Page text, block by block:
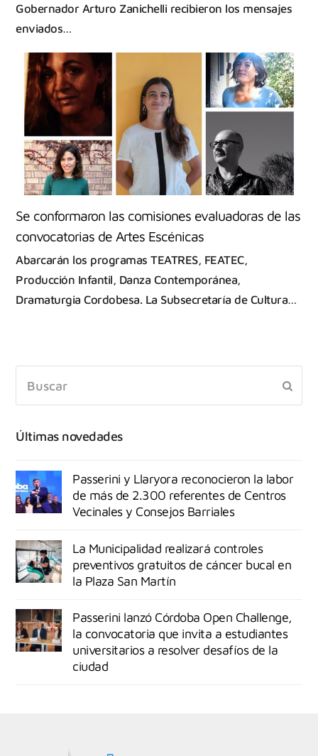
Gobernador Arturo Zanichelli recibieron los mensajes
enviados…
Se conformaron las comisiones evaluadoras de las
convocatorias de Artes Escénicas
Abarcarán los programas TEATRES, FEATEC,
Producción Infantil, Danza Contemporánea,
Dramaturgia Cordobesa. La Subsecretaría de Cultura…
Últimas novedades
Passerini y Llaryora reconocieron la labor
de más de 2.300 referentes de Centros
Vecinales y Consejos Barriales
La Municipalidad realizará controles
preventivos gratuitos de cáncer bucal en
la Plaza San Martín
Passerini lanzó Córdoba Open Challenge,
la convocatoria que invita a estudiantes
universitarios a resolver desafíos de la
ciudad